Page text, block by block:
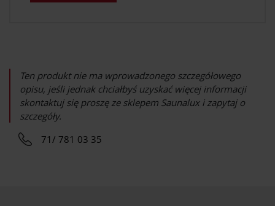
Ten produkt nie ma wprowadzonego szczegółowego
opisu, jeśli jednak chciałbyś uzyskać więcej informacji
skontaktuj się proszę ze sklepem Saunaluxi zapytaj o
szczegóły.
71/ 781 03 35